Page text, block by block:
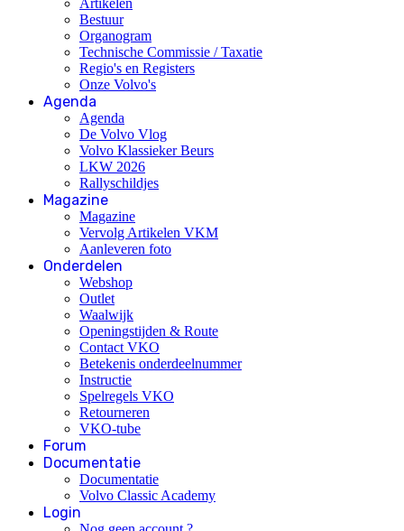
Artikelen
Bestuur
Organogram
Technische Commissie / Taxatie
Regio's en Registers
Onze Volvo's
Agenda
Agenda
De Volvo Vlog
Volvo Klassieker Beurs
LKW 2026
Rallyschildjes
Magazine
Magazine
Vervolg Artikelen VKM
Aanleveren foto
Onderdelen
Webshop
Outlet
Waalwijk
Openingstijden & Route
Contact VKO
Betekenis onderdeelnummer
Instructie
Spelregels VKO
Retourneren
VKO-tube
Forum
Documentatie
Documentatie
Volvo Classic Academy
Login